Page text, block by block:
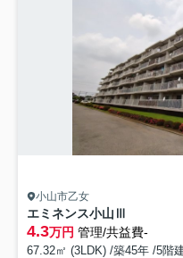
小山市乙女
エミネンス小山Ⅲ
4.3万円 管理/共益費-
67.32㎡ (3LDK) /築45年 /5階